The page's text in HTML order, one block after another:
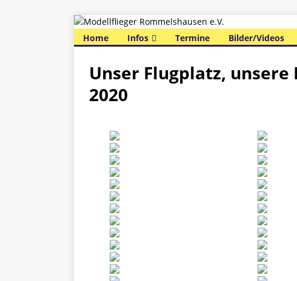
Home Infos Termine Bilder/Videos
Unser Flugplatz,
2020